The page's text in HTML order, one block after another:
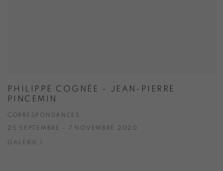
PHILIPPE COGNÉE - JEAN-PIERRE
PINCEMIN
CORRESPONDANCES
25 SEPTEMBRE - 7 NOVEMBRE 2020
GALERIE 1